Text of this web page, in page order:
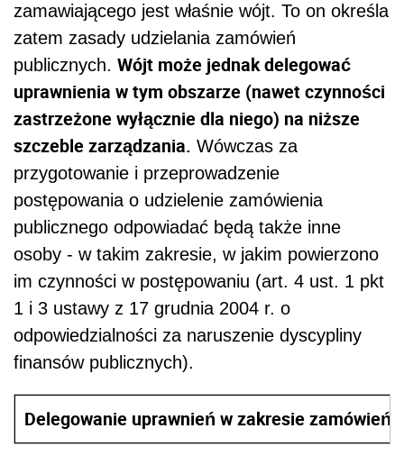
zamawiającego jest właśnie wójt. To on określa
zatem zasady udzielania zamówień
publicznych. Wójt może jednak delegować
uprawnienia w tym obszarze (nawet czynności
zastrzeżone wyłącznie dla niego) na niższe
szczeble zarządzania. Wówczas za
przygotowanie i przeprowadzenie
postępowania o udzielenie zamówienia
publicznego odpowiadać będą także inne
osoby - w takim zakresie, w jakim powierzono
im czynności w postępowaniu (art. 4 ust. 1 pkt
1 i 3 ustawy z 17 grudnia 2004 r. o
odpowiedzialności za naruszenie dyscypliny
finansów publicznych).
Delegowanie uprawnień w zakresie